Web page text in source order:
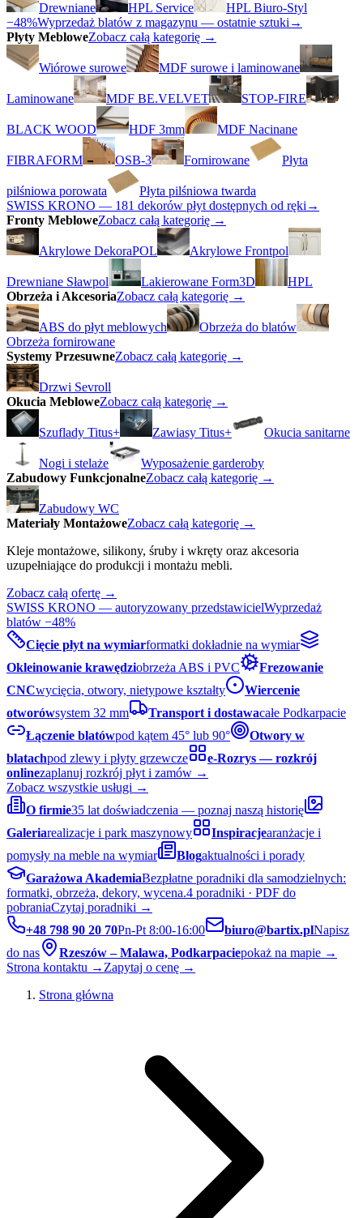
Drewniane HPL Service
HPL Biuro-Styl
−48%Wyprzedaż blatów z magazynu — ostatnie sztuki →
Płyty MebloweZobacz całą kategorię →
Wiórowe surowe MDF surowe i laminowane
Laminowane MDF BE.VELVET STOP-FIRE
BLACK WOOD HDF 3mm MDF Nacinane
FIBRAFORM OSB-3 Fornirowane Płyta
pilśniowa porowata
Płyta pilśniowa twarda
SWISS KRONO — 181 dekorów płyt dostępnych od ręki →
Fronty MebloweZobacz całą kategorię →
Akrylowe DekoraPOL Akrylowe Frontpol
Drewniane Sławpol Lakierowane Form3D
HPL
Obrzeża i AkcesoriaZobacz całą kategorię →
ABS do płyt meblowych
Obrzeża do blatów
Obrzeża fornirowane
Systemy PrzesuwneZobacz całą kategorię →
Drzwi Sevroll
Okucia MebloweZobacz całą kategorię →
Szuflady Titus+ Zawiasy Titus+ Okucia sanitarne
Nogi i stelaże
Wyposażenie garderoby
Zabudowy FunkcjonalneZobacz całą kategorię →
Zabudowy WC
Materiały MontażoweZobacz całą kategorię →
Kleje montażowe, silikony, śruby i wkręty oraz akcesoria
uzupełniające do produkcji i montażu mebli.
Zobacz całą ofertę →
SWISS KRONO — autoryzowany przedstawicielWyprzedaż
blatów −48%
Cięcie płyt na wymiarformatki dokładnie na wymiar
Okleinowanie krawędziobrzeża ABS i PVC
Frezowanie
CNCwycięcia, otwory, nietypowe kształty
Wiercenie
otworówsystem 32 mm Transport i dostawacałe Podkarpacie
Łączenie blatówpod kątem 45° lub 90°
Otwory w
blatachpod zlewy i płyty grzewcze
e-Rozrys — rozkrój
onlinezaplanuj rozkrój płyt i zamów →
Zobacz wszystkie usługi →
O firmie35 lat doświadczenia — poznaj naszą historię
Galeriarealizacje i park maszynowy Inspiracjearanżacje i
pomysły na meble na wymiar
Blogaktualności i porady
Garażowa AkademiaBezpłatne poradniki dla samodzielnych:
formatki, obrzeża, dekory, wycena.4 poradniki · PDF do
pobraniaCzytaj poradniki →
+48 798 90 20 70Pn-Pt 8:00-16:00 biuro@bartix.plNapisz
do nas
Rzeszów – Malawa, Podkarpaciepokaż na mapie →
Strona kontaktu → Zapytaj o cenę →
Strona główna